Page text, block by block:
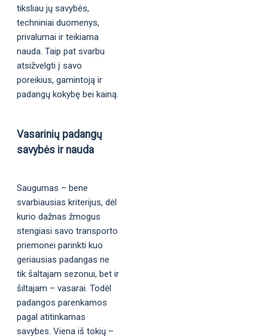
tiksliau jų savybės,
techniniai duomenys,
privalumai ir teikiama
nauda. Taip pat svarbu
atsižvelgti į savo
poreikius, gamintoją ir
padangų kokybę bei kainą.
Vasarinių padangų
savybės ir nauda
Saugumas – bene
svarbiausias kriterijus, dėl
kurio dažnas žmogus
stengiasi savo transporto
priemonei parinkti kuo
geriausias padangas ne
tik šaltajam sezonui, bet ir
šiltajam – vasarai. Todėl
padangos parenkamos
pagal atitinkamas
savybes. Viena iš tokių –